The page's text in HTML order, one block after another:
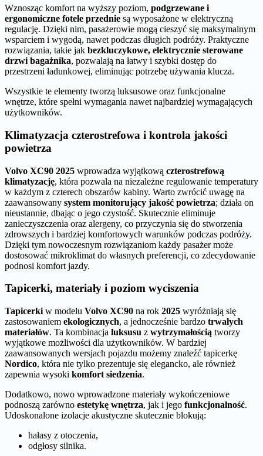
Wznosząc komfort na wyższy poziom, podgrzewane i
ergonomiczne fotele przednie są wyposażone w elektryczną
regulację. Dzięki nim, pasażerowie mogą cieszyć się maksymalnym
wsparciem i wygodą, nawet podczas długich podróży. Praktyczne
rozwiązania, takie jak bezkluczykowe, elektrycznie sterowane
drzwi bagażnika, pozwalają na łatwy i szybki dostęp do
przestrzeni ładunkowej, eliminując potrzebę używania klucza.
Wszystkie te elementy tworzą luksusowe oraz funkcjonalne
wnętrze, które spełni wymagania nawet najbardziej wymagających
użytkowników.
Klimatyzacja czterostrefowa i kontrola jakości
powietrza
Volvo XC90 2025 wprowadza wyjątkową czterostrefową
klimatyzację, która pozwala na niezależne regulowanie temperatury
w każdym z czterech obszarów kabiny. Warto zwrócić uwagę na
zaawansowany system monitorujący jakość powietrza; działa on
nieustannie, dbając o jego czystość. Skutecznie eliminuje
zanieczyszczenia oraz alergeny, co przyczynia się do stworzenia
zdrowszych i bardziej komfortowych warunków podczas podróży.
Dzięki tym nowoczesnym rozwiązaniom każdy pasażer może
dostosować mikroklimat do własnych preferencji, co zdecydowanie
podnosi komfort jazdy.
Tapicerki, materiały i poziom wyciszenia
Tapicerki w modelu Volvo XC90 na rok 2025 wyróżniają się
zastosowaniem ekologicznych, a jednocześnie bardzo trwałych
materiałów. Ta kombinacja luksusu z wytrzymałością tworzy
wyjątkowe możliwości dla użytkowników. W bardziej
zaawansowanych wersjach pojazdu możemy znaleźć tapicerkę
Nordico, która nie tylko prezentuje się elegancko, ale również
zapewnia wysoki komfort siedzenia.
Dodatkowo, nowo wprowadzone materiały wykończeniowe
podnoszą zarówno estetykę wnętrza, jak i jego funkcjonalność.
Udoskonalone izolacje akustyczne skutecznie blokują:
hałasy z otoczenia,
odgłosy silnika.